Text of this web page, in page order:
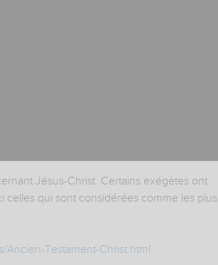
Jésus-Christ. Certains exégètes ont
celles qui sont considérées comme les plus
Testament-Christ.html